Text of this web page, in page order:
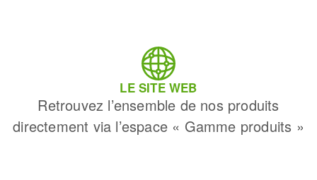
LE SITE WEB
Retrouvez l’ensemble de nos produits
directement via l’espace « Gamme produits »